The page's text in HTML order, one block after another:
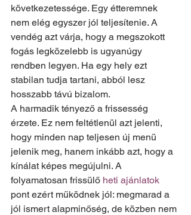
következetessége. Egy étteremnek
nem elég egyszer jól teljesítenie. A
vendég azt várja, hogy a megszokott
fogás legközelebb is ugyanúgy
rendben legyen. Ha egy hely ezt
stabilan tudja tartani, abból lesz
hosszabb távú bizalom.
A harmadik tényező a frissesség
érzete. Ez nem feltétlenül azt jelenti,
hogy minden nap teljesen új menü
jelenik meg, hanem inkább azt, hogy a
kínálat képes megújulni. A
folyamatosan frissülő heti ajánlatok
pont ezért működnek jól: megmarad a
jól ismert alapminőség, de közben nem